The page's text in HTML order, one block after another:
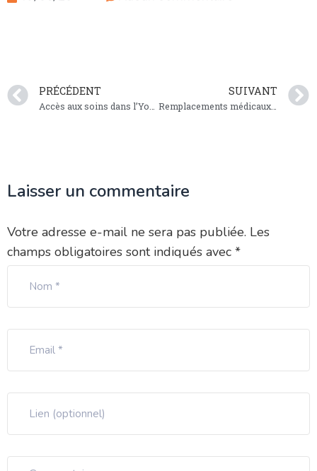
PRÉCÉDENT SUIVANT
Remplacements médicaux : déclarer vos revenus en 2026
Laisser un commentaire
Votre adresse e-mail ne sera pas publiée. Les
champs obligatoires sont indiqués avec *